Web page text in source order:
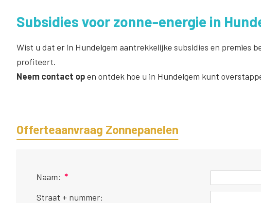
Subsidies voor zonne-energie in
Wist u dat er in Hundelgem aantrekkelijke subsidies en premies
profiteert.
Neem contact open ontdek hoe u in Hundelgem kunt
Offerteaanvraag Zonnepanelen
Naam: *
Straat + nummer: